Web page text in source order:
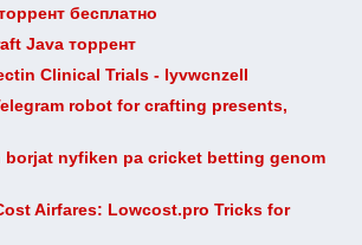
бесплатно
Java торрент
Clinical Trials - lyvwcnzell
robot for crafting presents,
borjat nyfiken pa cricket betting genom
Airfares: Lowcost.pro Tricks for